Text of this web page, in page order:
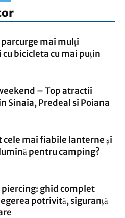
mai mulți
bicicleta cu mai puțin
– Top atractii
Sinaia, Predeal si Poiana
cele mai fiabile lanterne și
pentru camping?
ghid complet
potrivită, siguranță